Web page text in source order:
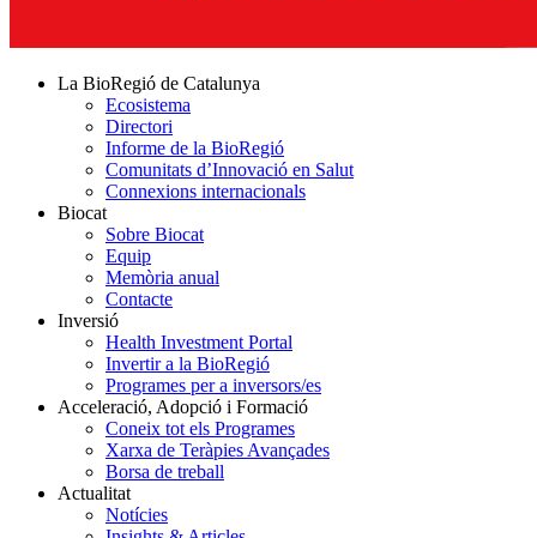
La BioRegió de Catalunya
Ecosistema
Directori
Informe de la BioRegió
Comunitats d’Innovació en Salut
Connexions internacionals
Biocat
Sobre Biocat
Equip
Memòria anual
Contacte
Inversió
Health Investment Portal
Invertir a la BioRegió
Programes per a inversors/es
Acceleració, Adopció i Formació
Coneix tot els Programes
Xarxa de Teràpies Avançades
Borsa de treball
Actualitat
Notícies